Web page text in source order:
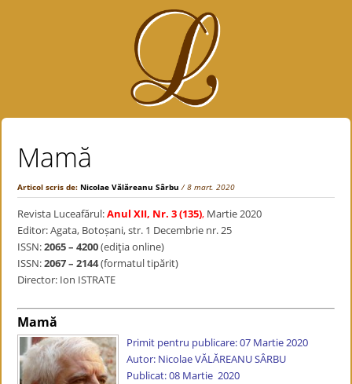
Mamă
Articol scris de:Nicolae Vălăreanu Sârbu / 8 mart. 2020
Revista Luceafărul:Anul XII, Nr. 3 (135), Martie 2020
Editor: Agata, Botoșani, str. 1 Decembrie nr. 25
ISSN:2065 – 4200(ediţia online)
ISSN:2067 – 2144(formatul tipărit)
Director: Ion ISTRATE
Mamă
Primit pentru publicare: 07 Martie 2020
Autor: Nicolae VĂLĂREANU SÂRBU
Publicat: 08 Martie 2020